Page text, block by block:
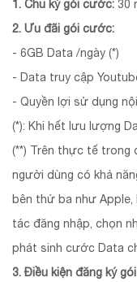
1. Chu kỳ gói cước: 30
2. Ưu đãi gói cước:
- 6GB Data /ngày (*)
- Data truy cập
- Quyền lợi sử dụng
(*): Khi hết lưu lượng
(**) Trên thực tế trong
người dùng có khả
bên thứ ba như
tác đăng nhập, chọn
phát sinh cước Data
3. Điều kiện đăng ký